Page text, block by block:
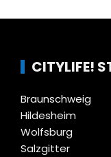
CITYLIFE!
Braunschweig
Hildesheim
Wolfsburg
Salzgitter